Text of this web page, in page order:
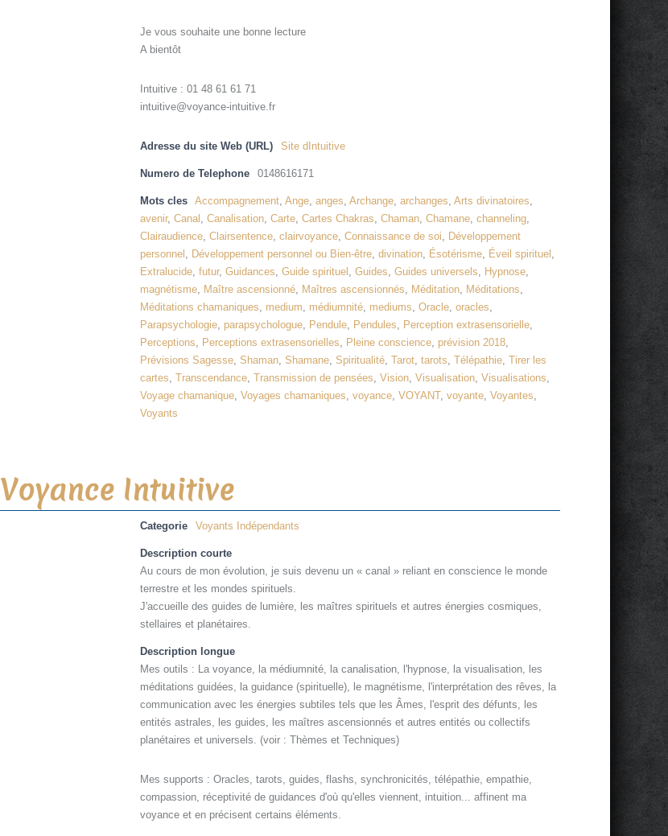
Je vous souhaite une bonne lecture
A bientôt
Intuitive : 01 48 61 61 71
intuitive@voyance-intuitive.fr
Adresse du site Web (URL) Site dIntuitive
Numero de Telephone 0148616171
Mots cles Accompagnement,Ange,anges,Archange,archanges,Arts divinatoires,
avenir,Canal ,Canalisation,Carte,Cartes Chakras,Chaman,Chamane,channeling,
Clairaudience,Clairsentence,clairvoyance,Connaissance de soi, Développement
personnel , Développement personnel ou Bien-être,divination, Ésotérisme, Éveil spirituel ,
Extralucide,futur,Guidances,Guide spirituel ,Guides,Guides universels, Hypnose,
magnétisme, Maître ascensionné, Maîtres ascensionnés, Méditation, Méditations,
Méditations chamaniques, medium, médiumnité, mediums,Oracle,oracles,
Parapsychologie, parapsychologue, Pendule, Pendules, Perception extrasensorielle,
Perceptions, Perceptions extrasensorielles, Pleine conscience, prévision 2018,
Prévisions Sagesse,Shaman,Shamane,Spiritualité,Tarot,tarots,Télépathie,Tirer les
cartes,Transcendance,Transmission de pensées,Vision,Visualisation,Visualisations,
Voyage chamanique,Voyages chamaniques,voyance,VOYANT,voyante,Voyantes,
Voyants
Voyance Intuitive
Categorie Voyants Indépendants
Description courte
Au cours de mon évolution, je suis devenu un « canal » reliant en conscience le monde
terrestre et les mondes spirituels.
J'accueille des guides de lumière, les maîtres spirituels et autres énergies cosmiques,
stellaires et planétaires.
Description longue
Mes outils : La voyance, la médiumnité, la canalisation, l'hypnose, la visualisation, les
méditations guidées, la guidance (spirituelle), le magnétisme, l'interprétation des rêves, la
communication avec les énergies subtiles tels que les Âmes, l'esprit des défunts, les
entités astrales, les guides, les maîtres ascensionnés et autres entités ou collectifs
planétaires et universels. (voir : Thèmes et Techniques)
Mes supports : Oracles, tarots, guides, flashs, synchronicités, télépathie, empathie,
compassion, réceptivité de guidances d'où qu'elles viennent, intuition... affinent ma
voyance et en précisent certains éléments.